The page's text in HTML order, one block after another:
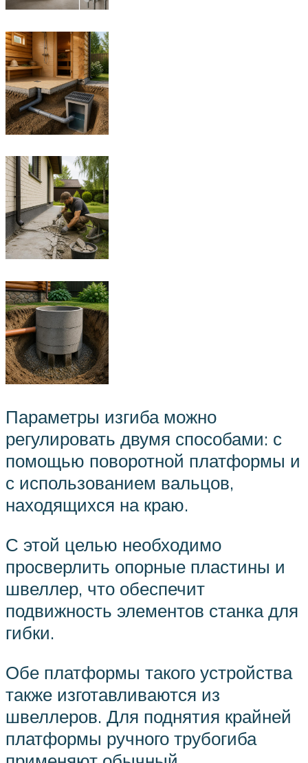
Параметры изгиба можно
регулировать двумя способами: с
помощью поворотной платформы и
с использованием вальцов,
находящихся на краю.
С этой целью необходимо
просверлить опорные пластины и
швеллер, что обеспечит
подвижность элементов станка для
гибки.
Обе платформы такого устройства
также изготавливаются из
швеллеров. Для поднятия крайней
платформы ручного трубогиба